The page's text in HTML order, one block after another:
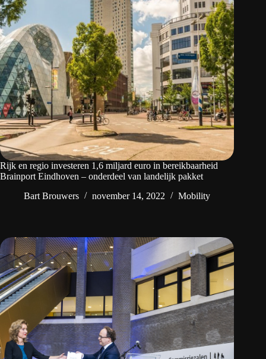
Rijk en regio investeren 1,6 miljard euro in bereikbaarheid
Brainport Eindhoven – onderdeel van landelijk pakket
Bart Brouwers
november 14, 2022 Mobility